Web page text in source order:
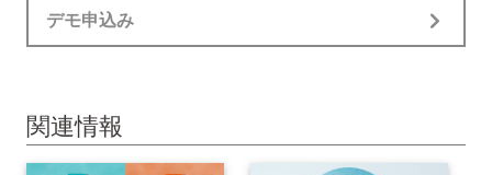
デモ申込み
関連情報